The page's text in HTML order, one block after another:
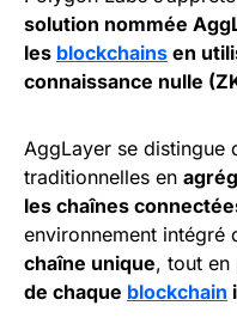
solution nommée
les blockchains en
connaissance nulle
AggLayer se distingue
traditionnelles en
les chaînes
environnement intégré
chaîne unique, tout en
de chaque blockchain